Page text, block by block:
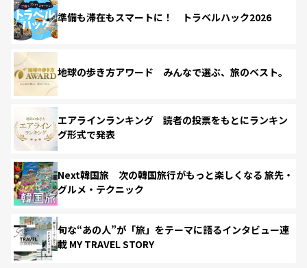
準備も滞在もスマートに！ トラベルハック2026
地球の歩き方アワード みんなで選ぶ、旅のベスト。
エアラインランキング 読者の投票をもとにランキン
グ形式で発表
Next韓国旅 次の韓国旅行がもっと楽しくなる 旅先・
グルメ・テクニック
旬な“あの人”が「旅」をテーマに語るインタビュー連
載 MY TRAVEL STORY